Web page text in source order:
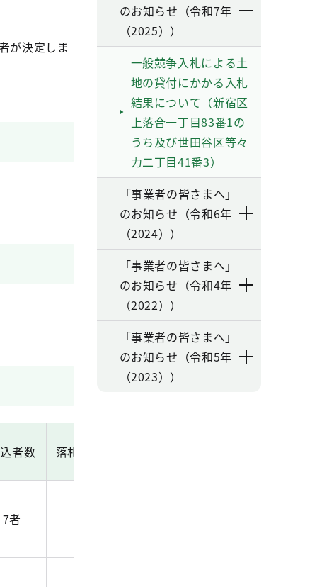
が決定しま
者数 落札価格（円）
7者
のお知らせ（令和7年
（2025））
一般競争入札による土
地の貸付にかかる入札
結果について（新宿区
上落合一丁目83番1の
うち及び世田谷区等々
力二丁目41番3）
「事業者の皆さまへ」
のお知らせ（令和6年
（2024））
「事業者の皆さまへ」
のお知らせ（令和4年
（2022））
「事業者の皆さまへ」
のお知らせ（令和5年
（2023））